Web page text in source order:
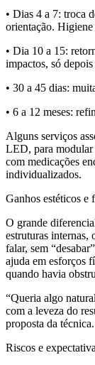
• Dias 4 a 7: troca
orientação.
• Dia 10 a 15:
impactos, só
• 30 a 45 dias:
• 6 a 12 meses:
Alguns serviços
LED, para modular
com medicações
individualizados.
Ganhos estéticos e
O grande
estruturas internas,
falar, sem
ajuda em esforços
quando havia
“Queria algo
com a leveza do
proposta da técnica.
Riscos e